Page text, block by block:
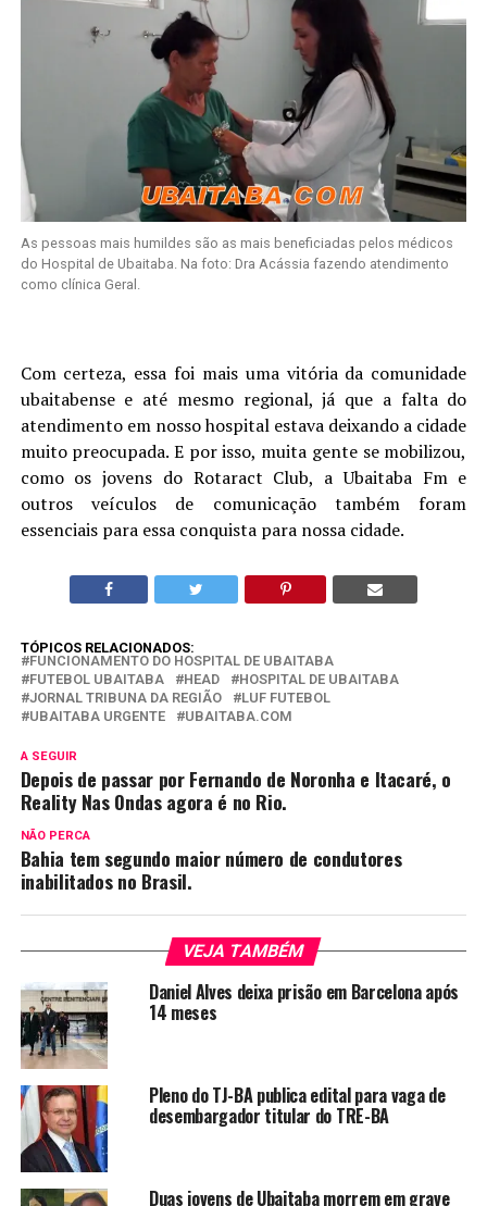
As pessoas mais humildes são as mais beneficiadas pelos médicos
do Hospital de Ubaitaba. Na foto: Dra Acássia fazendo atendimento
como clínica Geral.
Com certeza, essa foi mais uma vitória da comunidade
ubaitabense e até mesmo regional, já que a falta do
atendimento em nosso hospital estava deixando a cidade
muito preocupada. E por isso, muita gente se mobilizou,
como os jovens do Rotaract Club, a Ubaitaba Fm e
outros veículos de comunicação também foram
essenciais para essa conquista para nossa cidade.
TÓPICOS RELACIONADOS:
FUNCIONAMENTO DO HOSPITAL DE UBAITABA
FUTEBOL UBAITABA
HEAD
HOSPITAL DE UBAITABA
JORNAL TRIBUNA DA REGIÃO
LUF FUTEBOL
UBAITABA URGENTE
UBAITABA.COM
A SEGUIR
Depois de passar por Fernando de Noronha e Itacaré, o
Reality Nas Ondas agora é no Rio.
NÃO PERCA
Bahia tem segundo maior número de condutores
inabilitados no Brasil.
VEJA TAMBÉM
Daniel Alves deixa prisão em Barcelona após
14 meses
Pleno do TJ-BA publica edital para vaga de
desembargador titular do TRE-BA
Duas jovens de Ubaitaba morrem em grave